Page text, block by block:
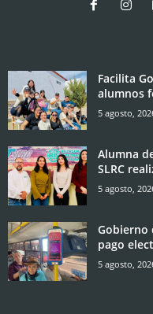
Facilita
alumnos
5 agosto,
Alumna
SLRC
5 agosto,
Gobierno
pago
5 agosto,